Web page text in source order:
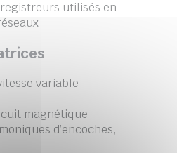
utilisés en
variable
magnétique
d’encoches,